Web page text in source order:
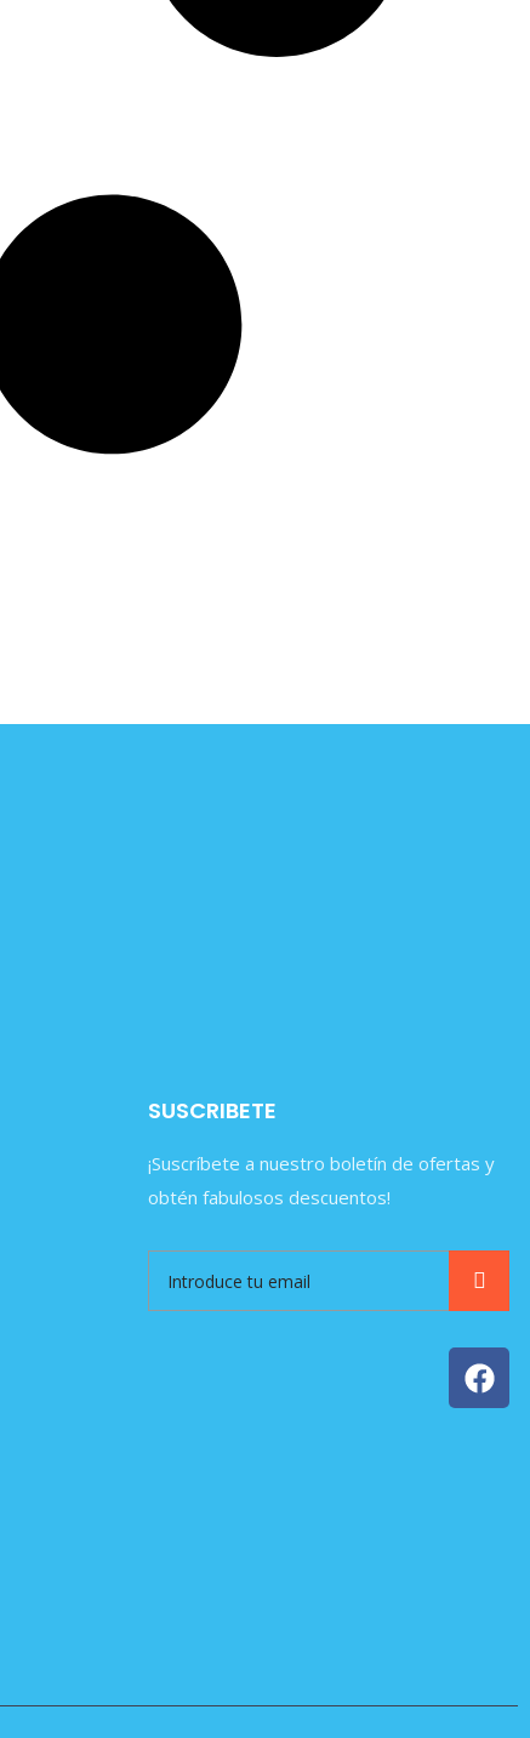
SUSCRIBETE
¡Suscríbete a nuestro boletín de ofertas y
obtén fabulosos descuentos!